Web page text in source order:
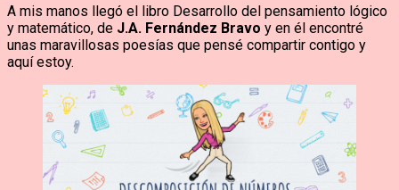
A mis manos llegó el libro Desarrollo del pensamiento lógico
y matemático, de J.A. Fernández Bravo y en él encontré
unas maravillosas poesías que pensé compartir contigo y
aquí estoy.